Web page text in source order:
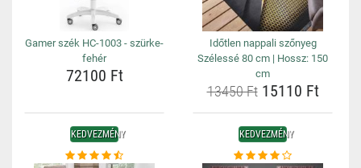
Gamer szék HC-1003 - szürke-
fehér
72100 Ft
Időtlen nappali szőnyeg
Szélessé 80 cm | Hossz: 150
cm
13450 Ft15110 Ft
KEDVEZMÉNY KEDVEZMÉNY